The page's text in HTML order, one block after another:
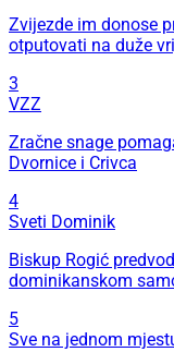
Zvijezde im donose
otputovati na duže
3
VZZ
Zračne snage
Dvornice i Crivca
4
Sveti Dominik
Biskup Rogić
dominikanskom
5
Sve na jednom